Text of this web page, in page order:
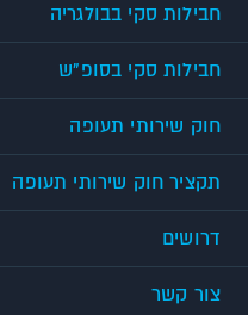
חבילות סקי בבולגריה
חבילות סקי בסופ"ש
חוק שירותי תעופה
תקציר חוק שירותי תעופה
דרושים
צור קשר